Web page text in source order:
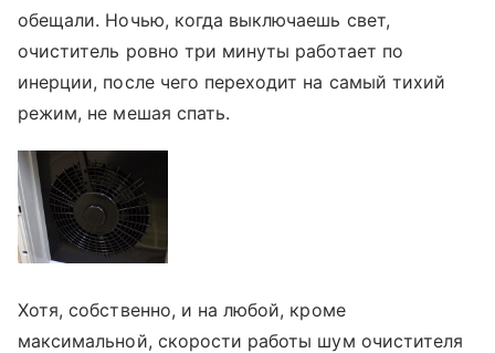
обещали. Ночью, когда выключаешь свет,
очиститель ровно три минуты работает по
инерции, после чего переходит на самый тихий
режим, не мешая спать.
Хотя, собственно, и на любой, кроме
максимальной, скорости работы шум очистителя